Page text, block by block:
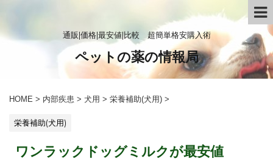
通販|価格|最安値|比較 超簡単格安購入術
ペットの薬の情報局
HOME > 内部疾患 > 犬用 > 栄養補助(犬用) >
栄養補助(犬用)
ワンラックドッグミルクが最安値